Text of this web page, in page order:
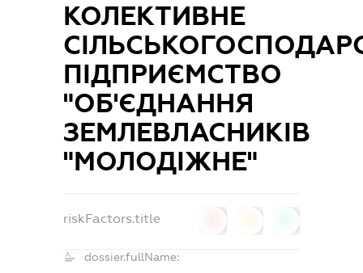
КОЛЕКТИВНЕ
ПІДПРИЄМСТВО
"ОБ'ЄДНАННЯ
ЗЕМЛЕВЛАСНИКІВ
"МОЛОДІЖНЕ"
riskFactors.title
dossier.fullName: